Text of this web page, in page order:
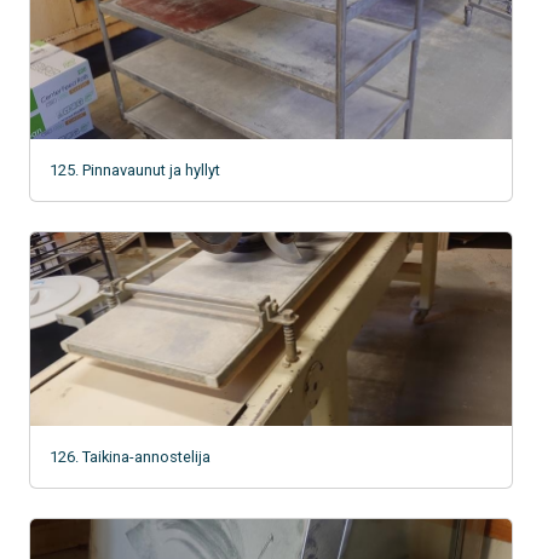
125. Pinnavaunut ja hyllyt
126. Taikina-annostelija